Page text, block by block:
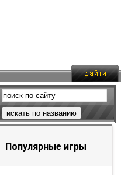
искать по названию
Популярные игры